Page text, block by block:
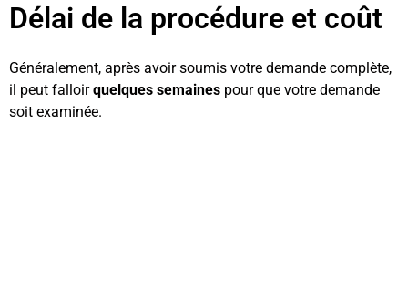
Délai de la procédure et coût
Généralement, après avoir soumis votre demande complète,
il peut falloirquelques semaines pour que votre demande
soit examinée.